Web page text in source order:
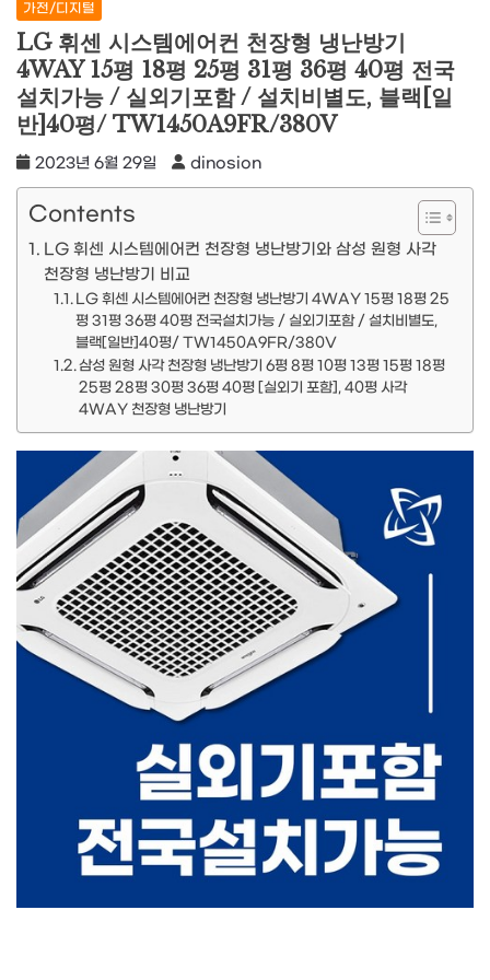
가전/디지털
LG 휘센 시스템에어컨 천장형 냉난방기
4WAY 15평 18평 25평 31평 36평 40평 전국
설치가능 / 실외기포함 / 설치비별도, 블랙[일
반]40평/ TW1450A9FR/380V
2023년 6월 29일 dinosion
Contents
LG 휘센 시스템에어컨 천장형 냉난방기와 삼성 원형 사각
천장형 냉난방기 비교
LG 휘센 시스템에어컨 천장형 냉난방기 4WAY 15평 18평 25
평 31평 36평 40평 전국설치가능 / 실외기포함 / 설치비별도,
블랙[일반]40평/ TW1450A9FR/380V
삼성 원형 사각 천장형 냉난방기 6평 8평 10평 13평 15평 18평
25평 28평 30평 36평 40평 [실외기 포함], 40평 사각
4WAY 천장형 냉난방기